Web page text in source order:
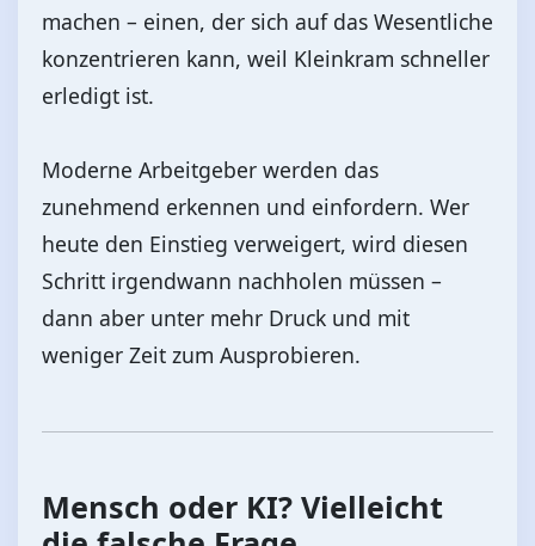
machen – einen, der sich auf das Wesentliche
konzentrieren kann, weil Kleinkram schneller
erledigt ist.
Moderne Arbeitgeber werden das
zunehmend erkennen und einfordern. Wer
heute den Einstieg verweigert, wird diesen
Schritt irgendwann nachholen müssen –
dann aber unter mehr Druck und mit
weniger Zeit zum Ausprobieren.
Mensch oder KI? Vielleicht